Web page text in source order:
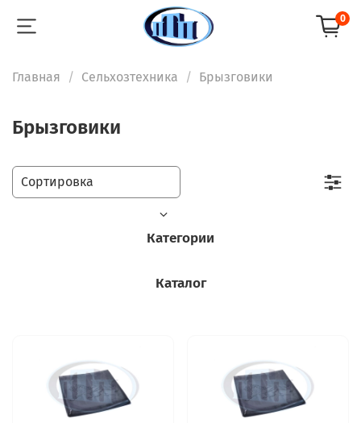
0
Главная Сельхозтехника Брызговики
Брызговики
Категории
Каталог